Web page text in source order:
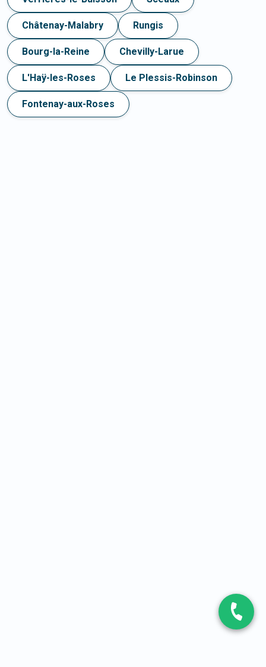
Châtenay-Malabry Rungis
Bourg-la-Reine Chevilly-Larue
L'Haÿ-les-Roses Le Plessis-Robinson
Fontenay-aux-Roses